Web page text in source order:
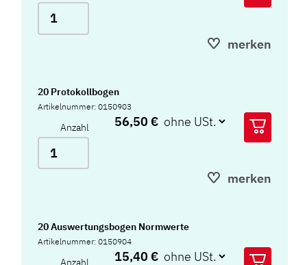
merken
20 Protokollbogen
Artikelnummer: 0150903
Anzahl 56,50 €
merken
20 Auswertungsbogen Normwerte
Artikelnummer: 0150904
Anzahl 15,40 €